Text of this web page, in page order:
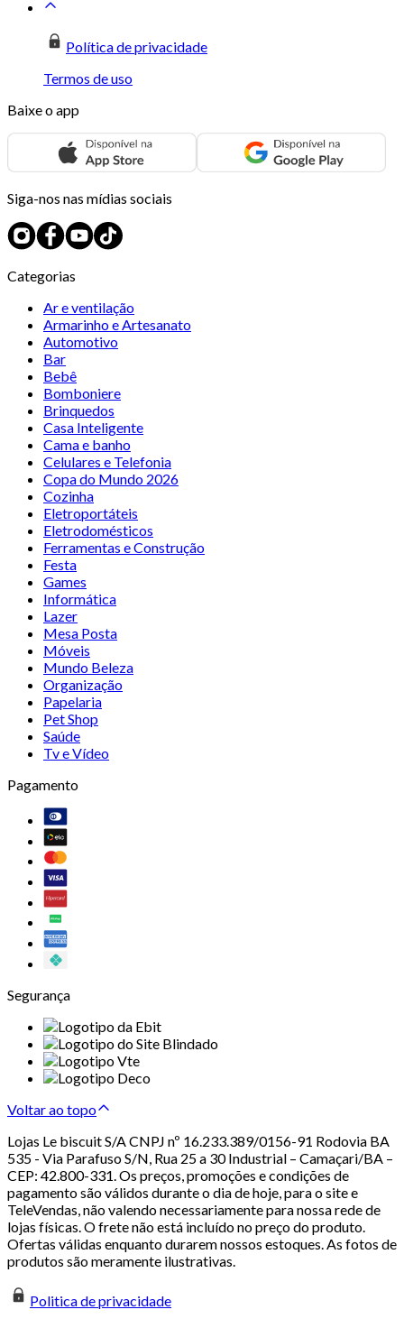
Política de privacidade
Termos de uso
Baixe o app
Siga-nos nas mídias sociais
Categorias
Ar e ventilação
Armarinho e Artesanato
Automotivo
Bar
Bebê
Bomboniere
Brinquedos
Casa Inteligente
Cama e banho
Celulares e Telefonia
Copa do Mundo 2026
Cozinha
Eletroportáteis
Eletrodomésticos
Ferramentas e Construção
Festa
Games
Informática
Lazer
Mesa Posta
Móveis
Mundo Beleza
Organização
Papelaria
Pet Shop
Saúde
Tv e Vídeo
Pagamento
Segurança
Voltar ao topo
Lojas Le biscuit S/A CNPJ nº 16.233.389/0156-91 Rodovia BA
535 - Via Parafuso S/N, Rua 25 a 30 Industrial – Camaçari/BA –
CEP: 42.800-331. Os preços, promoções e condições de
pagamento são válidos durante o dia de hoje, para o site e
TeleVendas, não valendo necessariamente para nossa rede de
lojas físicas. O frete não está incluído no preço do produto.
Ofertas válidas enquanto durarem nossos estoques. As fotos de
produtos são meramente ilustrativas.
Politica de privacidade